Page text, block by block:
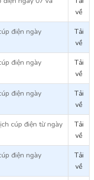
về
điện ngày
Tải
về
điện ngày
Tải
về
điện ngày
Tải
về
cúp điện từ ngày
Tải
về
điện ngày
Tải
về